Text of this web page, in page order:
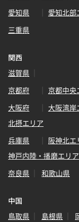
愛知県
愛知北部
三重県
関西
滋賀県
京都府
京都中央
大阪府
大阪湾岸
北摂エリア
兵庫県
阪神北エ
神戸内陸・播磨エリア
奈良県
和歌山県
中国
鳥取県
島根県